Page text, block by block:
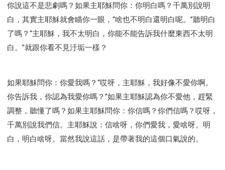
你說這不是悲劇嗎？如果主耶穌問你：你明白嗎？千萬別說明
白，其實主耶穌就會瞄你一眼，“啥也不明白還明白呢。”聽明白
了嗎？“主耶穌，我不太明白，你能不能告訴我什麼東西不太明
白。”就跟你看不見汙垢一樣？
如果耶穌問你：你愛我嗎？“哎呀，主耶穌，我好像不愛你啊。
你告訴我，你認為我愛你嗎？”如果主耶穌認為你不愛他，趕緊
調整，聽懂了嗎？如果主耶穌問你：你信嗎？你們信嗎？哎呀，
千萬別說我們信。主耶穌說：信啥呀，你們愛我，愛啥呀。明
白，明白啥呀。當然我說這話，是帶著我的這個口氣說的。